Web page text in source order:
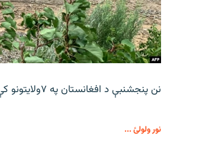
نن پنجشنبې د افغانستان په ۷ولایتونو کې د تیز باران او سیلونو د راوتو اټکل شوی.
نور ولولئ ...